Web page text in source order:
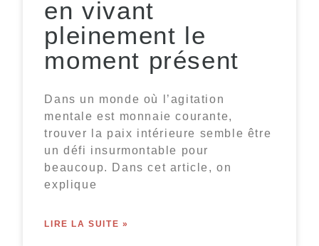
en vivant
pleinement le
moment présent
Dans un monde où l’agitation
mentale est monnaie courante,
trouver la paix intérieure semble être
un défi insurmontable pour
beaucoup. Dans cet article, on
explique
LIRE LA SUITE »